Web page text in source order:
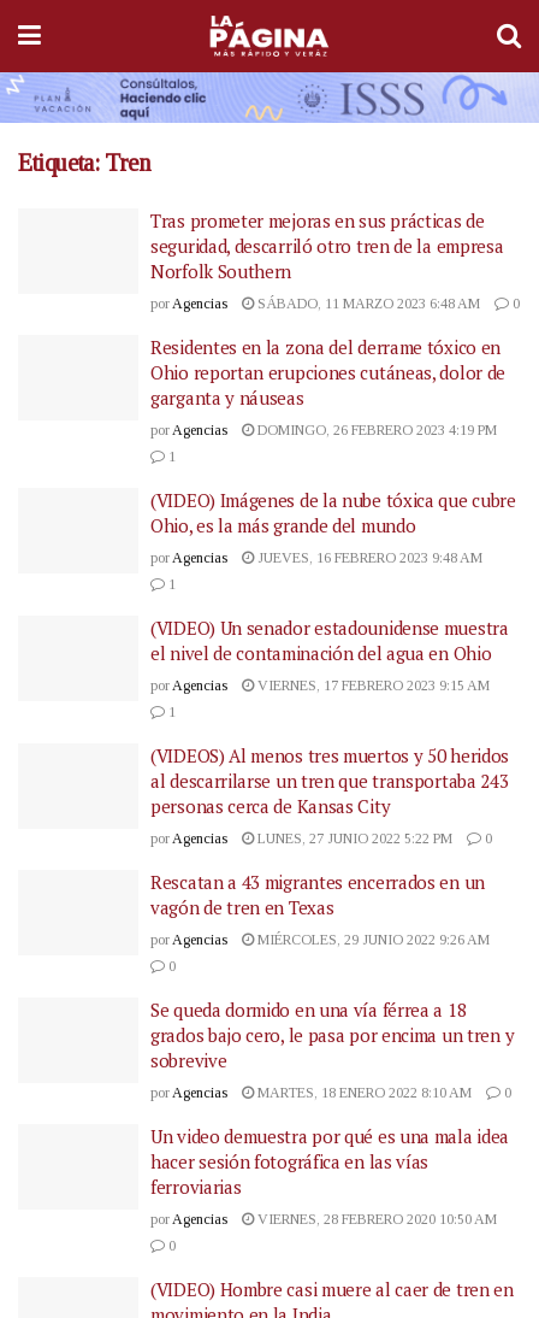
Etiqueta: Tren
Tras prometer mejoras en sus prácticas de
seguridad, descarriló otro tren de la empresa
Norfolk Southern
por Agencias SÁBADO, 11 MARZO 2023 6:48 AM 0
Residentes en la zona del derrame tóxico en
Ohio reportan erupciones cutáneas, dolor de
garganta y náuseas
por Agencias
DOMINGO, 26 FEBRERO 2023 4:19 PM
1
(VIDEO) Imágenes de la nube tóxica que cubre
Ohio, es la más grande del mundo
por Agencias
JUEVES, 16 FEBRERO 2023 9:48 AM
1
(VIDEO) Un senador estadounidense muestra
el nivel de contaminación del agua en Ohio
por Agencias
VIERNES, 17 FEBRERO 2023 9:15 AM
1
(VIDEOS) Al menos tres muertos y 50 heridos
al descarrilarse un tren que transportaba 243
personas cerca de Kansas City
por Agencias LUNES, 27 JUNIO 2022 5:22 PM 0
Rescatan a 43 migrantes encerrados en un
vagón de tren en Texas
por Agencias
MIÉRCOLES, 29 JUNIO 2022 9:26 AM
0
Se queda dormido en una vía férrea a 18
grados bajo cero, le pasa por encima un tren y
sobrevive
por Agencias MARTES, 18 ENERO 2022 8:10 AM 0
Un video demuestra por qué es una mala idea
hacer sesión fotográfica en las vías
ferroviarias
por Agencias
VIERNES, 28 FEBRERO 2020 10:50 AM
0
(VIDEO) Hombre casi muere al caer de tren en